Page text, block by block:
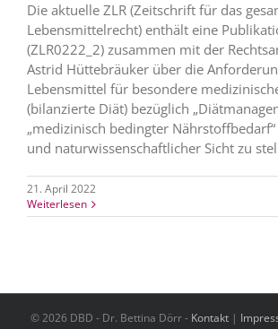
Die aktuelle ZLR (Zeitschrift für das
Lebensmittelrecht) enthält eine
(ZLR0222_2) zusammen mit der
Astrid Hüttebräuker über die
Lebensmittel für besondere
(bilanzierte Diät) bezüglich
„medizinisch bedingter
und naturwissenschaftlicher Sicht zu
21. April 2022
Weiterlesen
© 2026 DBD - Dr. Bettina Dörr - Kontakt |